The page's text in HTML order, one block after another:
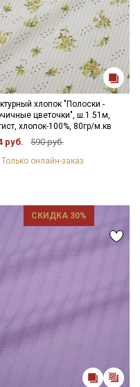
хлопок "Полоски -
цветочки", ш.1.51м,
хлопок-100%, 80гр/м.кв
руб. 590 руб.
Только онлайн-заказ
СКИДКА 30%